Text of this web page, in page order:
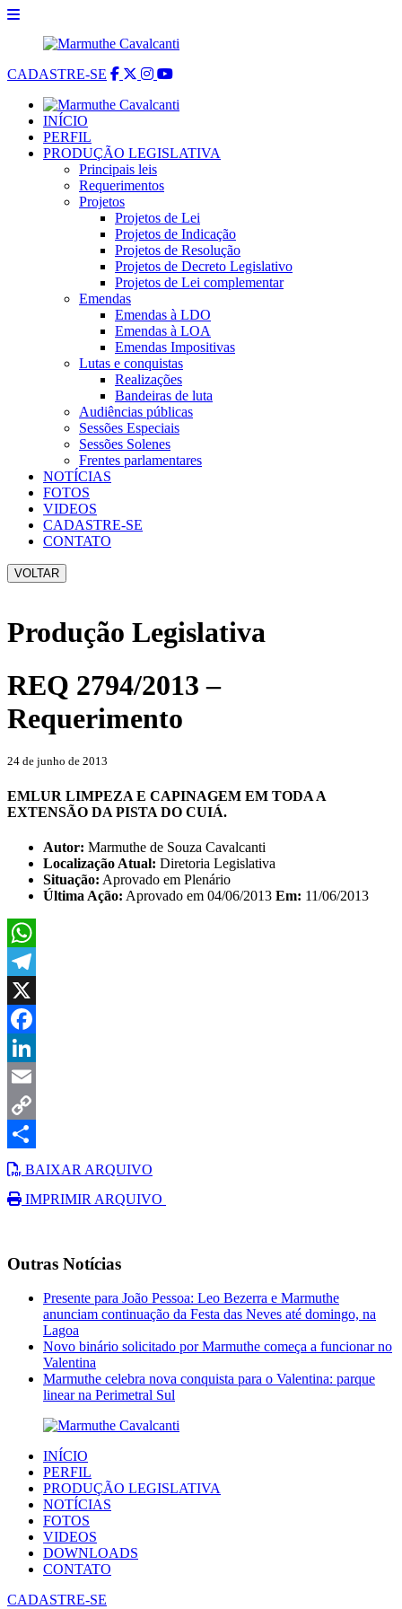
CADASTRE-SE
INÍCIO
PERFIL
PRODUÇÃO LEGISLATIVA
Principais leis
Requerimentos
Projetos
Projetos de Lei
Projetos de Indicação
Projetos de Resolução
Projetos de Decreto Legislativo
Projetos de Lei complementar
Emendas
Emendas à LDO
Emendas à LOA
Emendas Impositivas
Lutas e conquistas
Realizações
Bandeiras de luta
Audiências públicas
Sessões Especiais
Sessões Solenes
Frentes parlamentares
NOTÍCIAS
FOTOS
VIDEOS
CADASTRE-SE
CONTATO
VOLTAR
Produção Legislativa
REQ 2794/2013 –
Requerimento
24 de junho de 2013
EMLUR LIMPEZA E CAPINAGEM EM TODA A
EXTENSÃO DA PISTA DO CUIÁ.
Autor: Marmuthe de Souza Cavalcanti
Localização Atual: Diretoria Legislativa
Situação: Aprovado em Plenário
Última Ação: Aprovado em 04/06/2013 Em: 11/06/2013
WhatsApp
Telegram
X
Facebook
LinkedIn
Email
Copy
Link
ShareBAIXAR ARQUIVO
IMPRIMIR ARQUIVO
Outras Notícias
Presente para João Pessoa: Leo Bezerra e Marmuthe
anunciam continuação da Festa das Neves até domingo, na
Lagoa
Novo binário solicitado por Marmuthe começa a funcionar no
Valentina
Marmuthe celebra nova conquista para o Valentina: parque
linear na Perimetral Sul
INÍCIO
PERFIL
PRODUÇÃO LEGISLATIVA
NOTÍCIAS
FOTOS
VIDEOS
DOWNLOADS
CONTATO
CADASTRE-SE